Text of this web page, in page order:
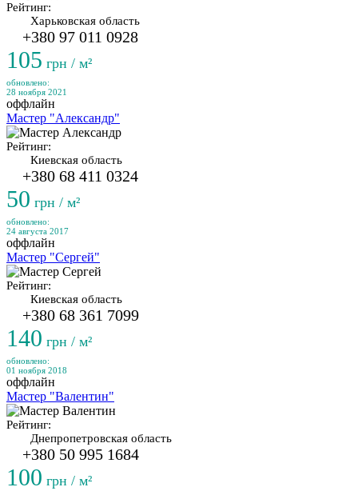
Рейтинг:
Харьковская область
+380 97 011 0928
105 грн / м²
обновлено:
28 ноября 2021
оффлайн
Мастер "Александр"
Рейтинг:
Киевская область
+380 68 411 0324
50 грн / м²
обновлено:
24 августа 2017
оффлайн
Мастер "Сергей"
Рейтинг:
Киевская область
+380 68 361 7099
140 грн / м²
обновлено:
01 ноября 2018
оффлайн
Мастер "Валентин"
Рейтинг:
Днепропетровская область
+380 50 995 1684
100 грн / м²